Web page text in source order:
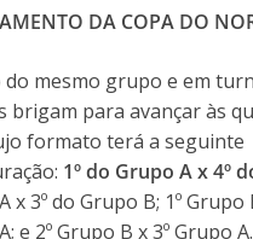
DA COPA DO
mesmo grupo e em
brigam para avançar às
formato terá a seguinte
1º do Grupo A x 4º
x 3º do Grupo B; 1º Grupo
e 2º Grupo B x 3º Grupo A.